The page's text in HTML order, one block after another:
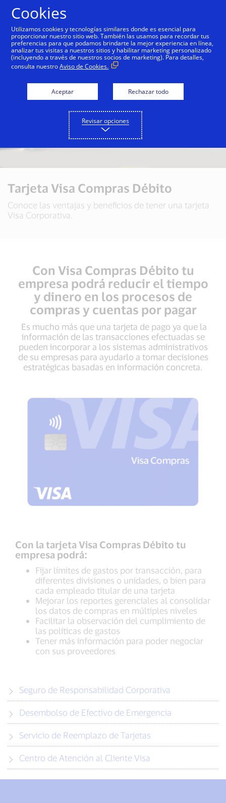
Tarjeta Visa Compras Débito
Conoce las ventajas y beneficios de tener una tarjeta
Visa Corporativa.
Con Visa Compras Débito tu
empresa podrá reducir el tiempo
y dinero en los procesos de
compras y cuentas por pagar
Es mucho más que una tarjeta de pago ya que la
información de las transacciones efectuadas se
pueden incorporar a los sistemas administrativos
de su empresas para ayudarlo a tomar decisiones
estratégicas basadas en información concreta.
Con la tarjeta Visa Compras Débito tu
empresa podrá:
Fijar límites de gastos por transacción, para
diferentes divisiones o unidades, o bien para
cada empleado titular de una tarjeta
Mejorar los reportes gerenciales al consolidar
los datos de compras en múltiples niveles
Facilitar la observación del cumplimiento de
las políticas de gastos
Tener más información para poder negociar
con sus proveedores
Seguro de Responsabilidad Corporativa
Desembolso de Efectivo de Emergencia
Servicio de Reemplazo de Tarjetas
Centro de Atención al Cliente Visa
Cookies
Utilizamos cookies y tecnologías similares donde es esencial para
proporcionar nuestro sitio web. También las usamos para recordar tus
preferencias para que podamos brindarte la mejor experiencia en línea,
analizar tus visitas a nuestros sitios y habilitar marketing personalizado
(incluyendo a través de nuestros socios de marketing). Para detalles,
consulta nuestroAviso de Cookies.
Aceptar Rechazar todo
Revisar opciones